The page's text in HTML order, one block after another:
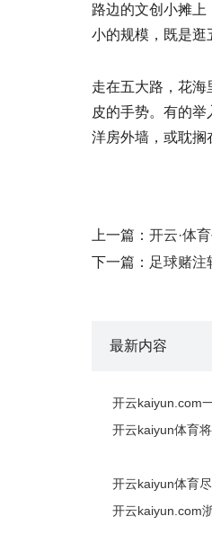
路边的文创小摊
小的规模，既是逛
走在五大路，花
皮的手势。有的
洋房外墙，或耽搁
上一篇： 开云·体
下一篇： 足球赌注
最新内容
开云kaiyun.com
开云kaiyun体育
开云kaiyun体育
开云kaiyun.com